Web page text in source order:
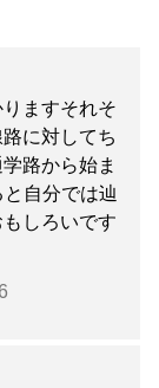
ますそれそ
に対してち
路から始ま
自分では辿
しろいです